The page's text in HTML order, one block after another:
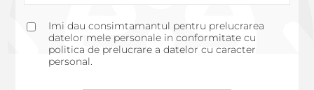
Imi dau consimtamantul pentru prelucrarea
datelor mele personale in conformitate cu
politica de prelucrare a datelor cu caracter
personal.